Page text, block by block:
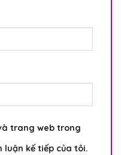
trang web trong
kế tiếp của tôi.